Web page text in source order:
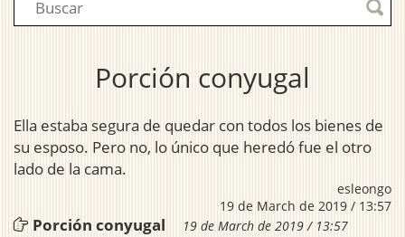
Porción conyugal
Ella estaba segura de quedar con todos los bienes de
su esposo. Pero no, lo único que heredó fue el otro
lado de la cama.
esleongo
19 de March de 2019 / 13:57
Porción conyugal
19 de March de 2019 / 13:57